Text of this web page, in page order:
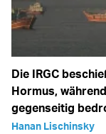
Die IRGC
Hormus,
gegenseitig
Hanan Lischinsky